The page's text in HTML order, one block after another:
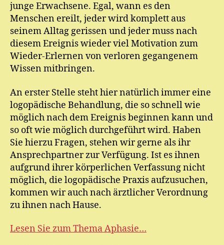
junge Erwachsene. Egal, wann es den
Menschen ereilt, jeder wird komplett aus
seinem Alltag gerissen und jeder muss nach
diesem Ereignis wieder viel Motivation zum
Wieder-Erlernen von verloren gegangenem
Wissen mitbringen.
An erster Stelle steht hier natürlich immer eine
logopädische Behandlung, die so schnell wie
möglich nach dem Ereignis beginnen kann und
so oft wie möglich durchgeführt wird. Haben
Sie hierzu Fragen, stehen wir gerne als ihr
Ansprechpartner zur Verfügung. Ist es ihnen
aufgrund ihrer körperlichen Verfassung nicht
möglich, die logopädische Praxis aufzusuchen,
kommen wir auch nach ärztlicher Verordnung
zu ihnen nach Hause.
Lesen Sie zum Thema Aphasie…